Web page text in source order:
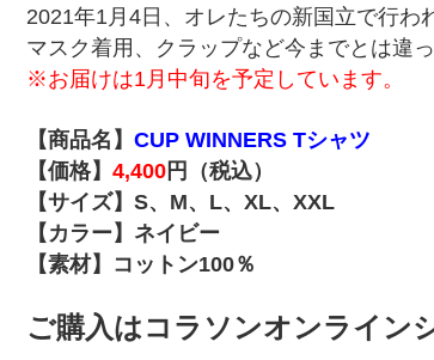
2021年1月4日、オレたちの新国立で行わ
マスク着用、クラップなど今までとは違
※お届けは1月中旬を予定しています。
【商品名】 CUP WINNERS Tシャツ
【価格】 4,400 円（税込）
【サイズ】S、M、L、XL、XXL
【カラー】ネイビー
【素材】コットン100％
ご購入はコラソンオンライン